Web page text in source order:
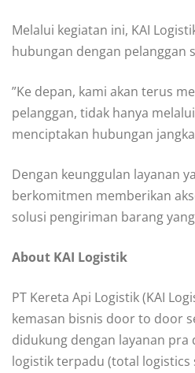
Melalui kegiatan ini, KAI
hubungan dengan pelanggan
”Ke depan, kami akan terus
pelanggan, tidak hanya
menciptakan hubungan
Dengan keunggulan layanan
berkomitmen memberikan
solusi pengiriman barang
About KAI Logistik
PT Kereta Api Logistik (KAI
kemasan bisnis door to door
didukung dengan layanan pra
logistik terpadu (total logistics